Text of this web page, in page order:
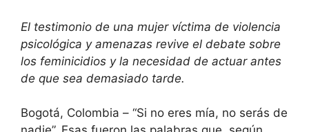
El testimonio de una mujer víctima de violencia
psicológica y amenazas revive el debate sobre
los feminicidios y la necesidad de actuar antes
de que sea demasiado tarde.
Bogotá, Colombia – “Si no eres mía, no serás de